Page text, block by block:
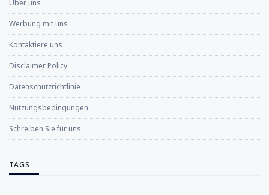
Über uns
Werbung mit uns
Kontaktiere uns
Disclaimer Policy
Datenschutzrichtlinie
Nutzungsbedingungen
Schreiben Sie für uns
TAGS